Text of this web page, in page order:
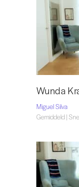
Wunda
Miguel Silva
Gemiddeld |